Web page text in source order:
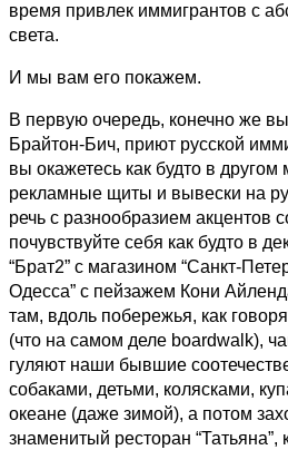
время привлек иммигрантов с
света.
И мы вам его покажем.
В первую очередь, конечно же
Брайтон-Бич, приют русской
вы окажетесь как будто в
рекламные щиты и вывески на
речь с разнообразием акцентов
почувствуйте себя как будто в
“Брат2” с магазином “Санкт-
Одесса” с пейзажем Кони
там, вдоль побережья, как
(что на самом деле boardwalk),
гуляют наши бывшие
собаками, детьми, колясками,
океане (даже зимой), а потом
знаменитый ресторан “Татьяна”,